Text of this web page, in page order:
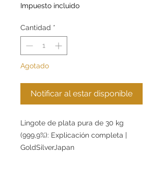
Impuesto incluido
Cantidad *
Agotado
Notificar al estar disponible
Lingote de plata pura de 30 kg
(999,9%): Explicación completa |
GoldSilverJapan